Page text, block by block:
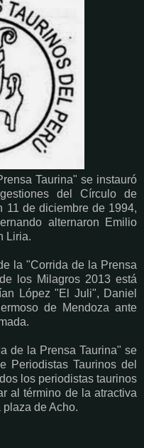
Taurina" se instauró
del Círculo de
11 de diciembre de 1994,
alternaron Emilio
Liria.
la "Corrida de la Prensa
los Milagros 2013 está
López "El Juli", Daniel
de Mendoza ante
de la Prensa Taurina" se
Periodistas Taurinos del
los periodistas taurinos
al término de la atractiva
de Acho.